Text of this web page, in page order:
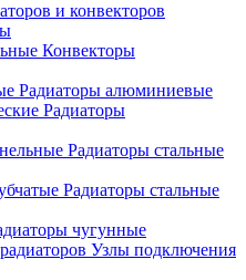
и конвекторов
Конвекторы
Радиаторы алюминиевые
Радиаторы
Радиаторы стальные
Радиаторы стальные
чугунные
Узлы подключения